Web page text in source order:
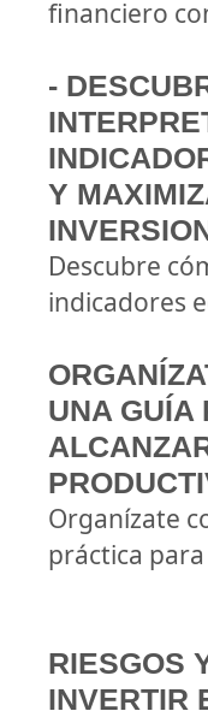
financiero
-
Y
Descubre
indicadores
UNA GUÍA
Organízate
práctica
RIESGOS
INVERTIR